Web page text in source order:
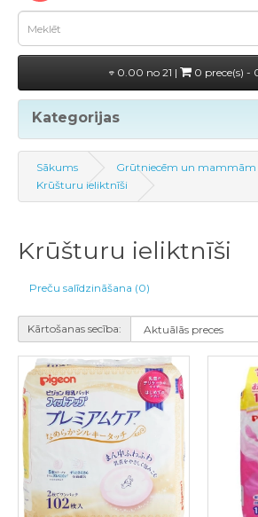
0.00 no 21 | 0 prece(s) -
Kategorijas
Sākums
Grūtniecēm un mammām
Krūšturu ieliktnīši
Krūšturu ieliktnīši
Preču salīdzināšana (0)
Kārtošanas secība: